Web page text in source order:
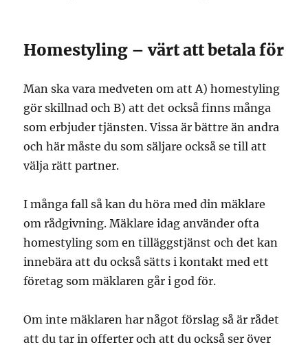
Homestyling – värt att betala för
Man ska vara medveten om att A) homestyling
gör skillnad och B) att det också finns många
som erbjuder tjänsten. Vissa är bättre än andra
och här måste du som säljare också se till att
välja rätt partner.
I många fall så kan du höra med din mäklare
om rådgivning. Mäklare idag använder ofta
homestyling som en tilläggstjänst och det kan
innebära att du också sätts i kontakt med ett
företag som mäklaren går i god för.
Om inte mäklaren har något förslag så är rådet
att du tar in offerter och att du också ser över